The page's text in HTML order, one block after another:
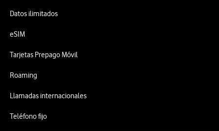
Datos ilimitados
eSIM
Tarjetas Prepago Móvil
Roaming
Llamadas internacionales
Teléfono fijo